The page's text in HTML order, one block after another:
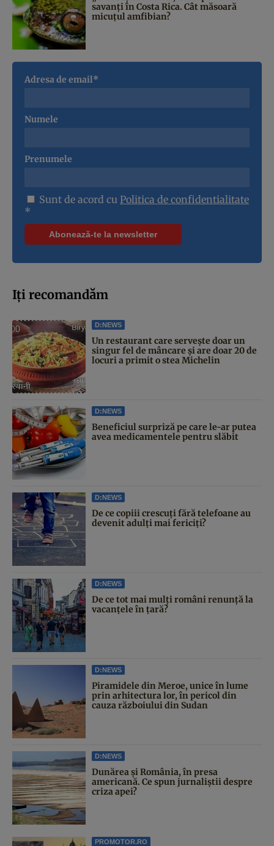
savanți în Costa Rica. Cât măsoară
micuțul amfibian?
Adresa de email*
Numele
Prenumele
Sunt de acord cu Politica de confidentialitate
*
Iți recomandăm
D:NEWS
Un restaurant care servește doar un
singur fel de mâncare și are doar 20 de
locuri a primit o stea Michelin
D:NEWS
Beneficiul surpriză pe care le-ar putea
avea medicamentele pentru slăbit
D:NEWS
De ce copiii crescuți fără telefoane au
devenit adulți mai fericiți?
D:NEWS
De ce tot mai mulți români renunță la
vacanțele în țară?
D:NEWS
Piramidele din Meroe, unice în lume
prin arhitectura lor, în pericol din
cauza războiului din Sudan
D:NEWS
Dunărea și România, în presa
americană. Ce spun jurnaliștii despre
criza apei?
PROMOTOR.RO